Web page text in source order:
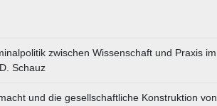
zwischen Wissenschaft und Praxis im
Schauz
und die gesellschaftliche Konstruktion von